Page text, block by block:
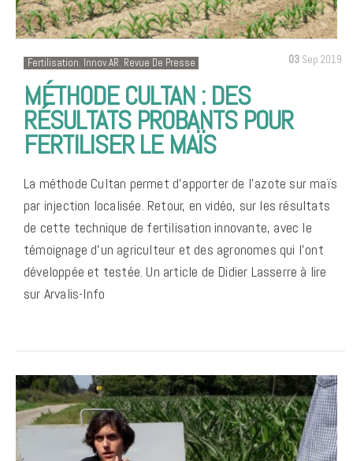
03 Sep 2019
Fertilisation, Innov.AR, Revue De Presse
MÉTHODE CULTAN : DES
RÉSULTATS PROBANTS POUR
FERTILISER LE MAÏS
La méthode Cultan permet d’apporter de l’azote sur maïs
par injection localisée. Retour, en vidéo, sur les résultats
de cette technique de fertilisation innovante, avec le
témoignage d’un agriculteur et des agronomes qui l’ont
développée et testée. Un article de Didier Lasserre à lire
sur Arvalis-Info